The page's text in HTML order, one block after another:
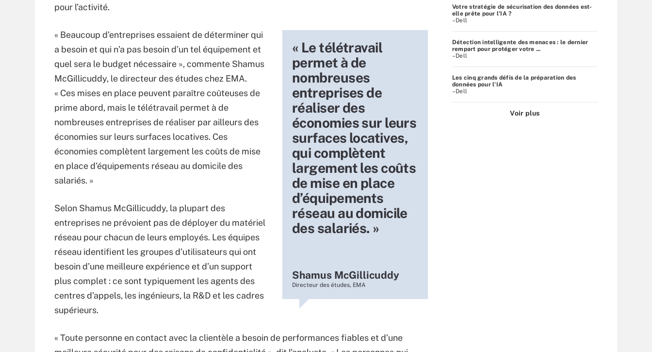
pour l’activité.
« Le télétravail
permet à de
nombreuses
entreprises de
réaliser des
économies sur leurs
surfaces locatives,
qui complètent
largement les coûts
de mise en place
d’équipements
réseau au domicile
des salariés. »
Shamus McGillicuddy
Directeur des études, EMA
« Beaucoup d’entreprises essaient de déterminer qui
a besoin et qui n’a pas besoin d’un tel équipement et
quel sera le budget nécessaire », commente Shamus
McGillicuddy, le directeur des études chez EMA.
« Ces mises en place peuvent paraître coûteuses de
prime abord, mais le télétravail permet à de
nombreuses entreprises de réaliser par ailleurs des
économies sur leurs surfaces locatives. Ces
économies complètent largement les coûts de mise
en place d’équipements réseau au domicile des
salariés. »
Selon Shamus McGillicuddy, la plupart des
entreprises ne prévoient pas de déployer du matériel
réseau pour chacun de leurs employés. Les équipes
réseau identifient les groupes d’utilisateurs qui ont
besoin d’une meilleure expérience et d’un support
plus complet : ce sont typiquement les agents des
centres d’appels, les ingénieurs, la R&D et les cadres
supérieurs.
« Toute personne en contact avec la clientèle a besoin de performances fiables et d’une
Votre stratégie de sécurisation des données est-
elle prête pour l'IA ?
–Dell
Détection intelligente des menaces : le dernier
rempart pour protéger votre ...
–Dell
Les cinq grands défis de la préparation des
données pour l’IA
–Dell
Voir plus